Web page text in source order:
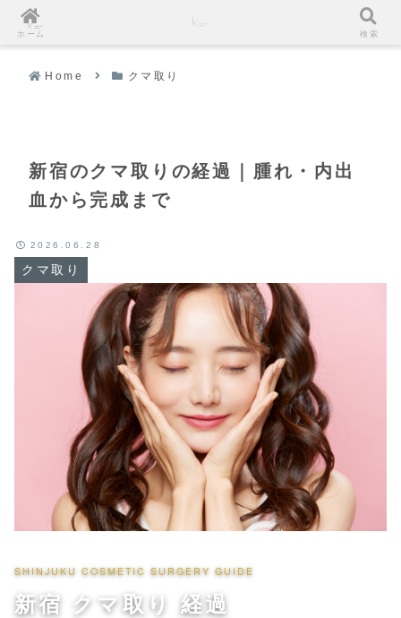
Home クマ取り
新宿のクマ取りの経過｜腫れ・内出
血から完成まで
クマ取り
2026.06.28
SHINJUKU COSMETIC SURGERY GUIDE
新宿 クマ取り 経過
ホーム 検索